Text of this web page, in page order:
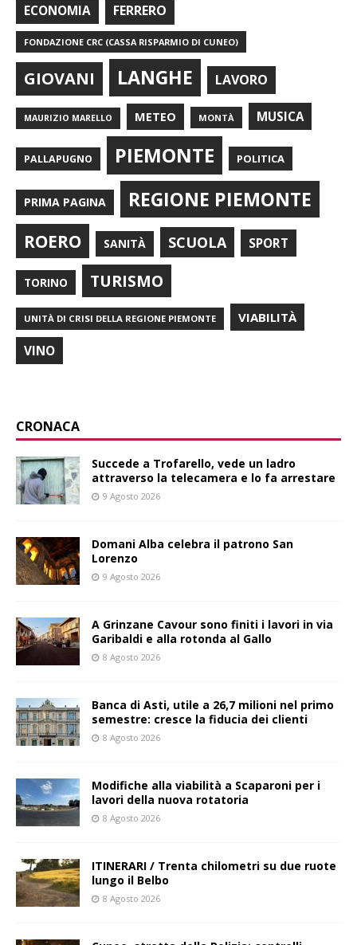
ECONOMIA FERRERO
FONDAZIONE CRC (CASSA RISPARMIO DI CUNEO)
GIOVANI LANGHE LAVORO
MAURIZIO MARELLO METEO MONTÀ MUSICA
PALLAPUGNO PIEMONTE POLITICA
PRIMA PAGINA REGIONE PIEMONTE
ROERO SANITÀ SCUOLA SPORT
TORINO TURISMO
UNITÀ DI CRISI DELLA REGIONE PIEMONTE VIABILITÀ
VINO
CRONACA
Succede a Trofarello, vede un ladro
attraverso la telecamera e lo fa arrestare
9 Agosto 2026
Domani Alba celebra il patrono San
Lorenzo
9 Agosto 2026
A Grinzane Cavour sono finiti i lavori in via
Garibaldi e alla rotonda al Gallo
8 Agosto 2026
Banca di Asti, utile a 26,7 milioni nel primo
semestre: cresce la fiducia dei clienti
8 Agosto 2026
Modifiche alla viabilità a Scaparoni per i
lavori della nuova rotatoria
8 Agosto 2026
ITINERARI / Trenta chilometri su due ruote
lungo il Belbo
8 Agosto 2026